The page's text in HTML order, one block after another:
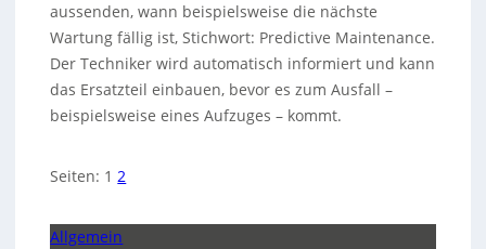
aussenden, wann beispielsweise die nächste
Wartung fällig ist, Stichwort: Predictive Maintenance.
Der Techniker wird automatisch informiert und kann
das Ersatzteil einbauen, bevor es zum Ausfall –
beispielsweise eines Aufzuges – kommt.
Seiten: 1 2
Allgemein